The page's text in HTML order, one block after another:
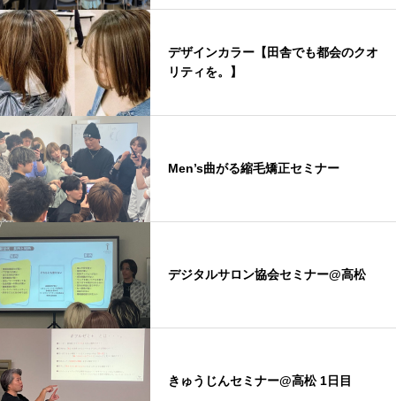
デザインカラー【田舎でも都会のクオ
リティを。】
Men’s曲がる縮毛矯正セミナー
デジタルサロン協会セミナー@高松
きゅうじんセミナー@高松 1日目